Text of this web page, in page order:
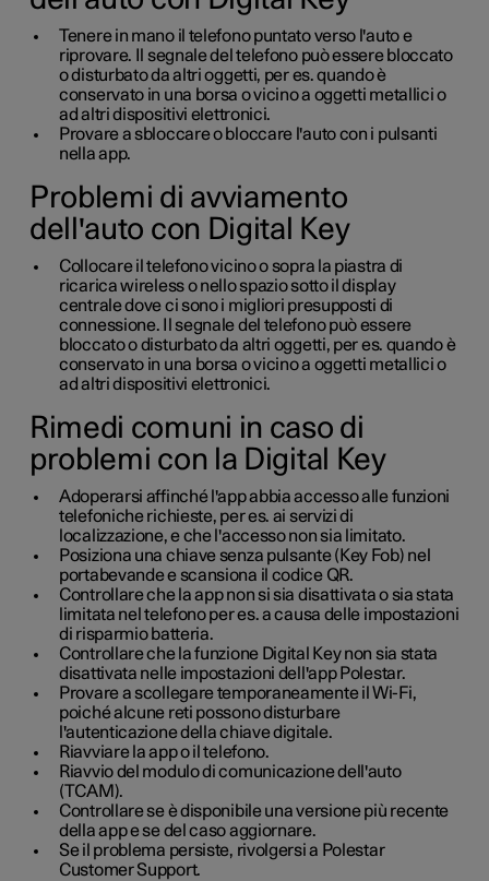
Tenere in mano il telefono puntato verso l'auto e
riprovare. Il segnale del telefono può essere bloccato
o disturbato da altri oggetti, per es. quando è
conservato in una borsa o vicino a oggetti metallici o
ad altri dispositivi elettronici.
Provare a sbloccare o bloccare l'auto con i pulsanti
nella app.
Problemi di avviamento
dell'auto con Digital Key
Collocare il telefono vicino o sopra la piastra di
ricarica wireless o nello spazio sotto il display
centrale dove ci sono i migliori presupposti di
connessione. Il segnale del telefono può essere
bloccato o disturbato da altri oggetti, per es. quando è
conservato in una borsa o vicino a oggetti metallici o
ad altri dispositivi elettronici.
Rimedi comuni in caso di
problemi con la Digital Key
Adoperarsi affinché l'app abbia accesso alle funzioni
telefoniche richieste, per es. ai servizi di
localizzazione, e che l'accesso non sia limitato.
Posiziona una chiave senza pulsante (Key Fob) nel
portabevande e scansiona il codice QR.
Controllare che la app non si sia disattivata o sia stata
limitata nel telefono per es. a causa delle impostazioni
di risparmio batteria.
Controllare che la funzione Digital Key non sia stata
disattivata nelle impostazioni dell'app Polestar.
Provare a scollegare temporaneamente il Wi-Fi,
poiché alcune reti possono disturbare
l'autenticazione della chiave digitale.
Riavviare la app o il telefono.
Riavvio del modulo di comunicazione dell'auto
(TCAM).
Controllare se è disponibile una versione più recente
della app e se del caso aggiornare.
Se il problema persiste, rivolgersi a Polestar
Customer Support.